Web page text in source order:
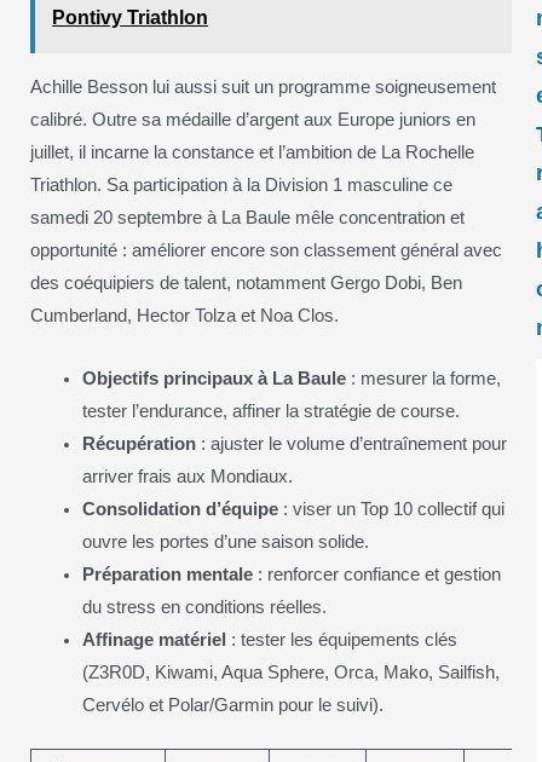
Pontivy Triathlon
Achille Besson lui aussi suit un programme soigneusement
calibré. Outre sa médaille d’argent aux Europe juniors en
juillet, il incarne la constance et l’ambition de La Rochelle
Triathlon. Sa participation à la Division 1 masculine ce
samedi 20 septembre à La Baule mêle concentration et
opportunité : améliorer encore son classement général avec
des coéquipiers de talent, notamment Gergo Dobi, Ben
Cumberland, Hector Tolza et Noa Clos.
Objectifs principaux à La Baule : mesurer la forme,
tester l’endurance, affiner la stratégie de course.
Récupération : ajuster le volume d’entraînement pour
arriver frais aux Mondiaux.
Consolidation d’équipe : viser un Top 10 collectif qui
ouvre les portes d’une saison solide.
Préparation mentale : renforcer confiance et gestion
du stress en conditions réelles.
Affinage matériel : tester les équipements clés
(Z3R0D, Kiwami, Aqua Sphere, Orca, Mako, Sailfish,
Cervélo et Polar/Garmin pour le suivi).